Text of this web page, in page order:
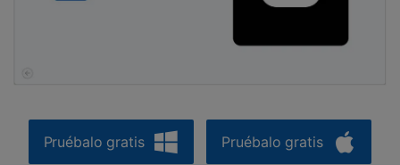
Pruébalo gratis Pruébalo gratis